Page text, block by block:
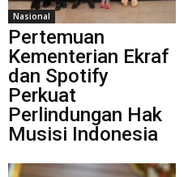
Nasional
Pertemuan
Kementerian Ekraf
dan Spotify
Perkuat
Perlindungan Hak
Musisi Indonesia